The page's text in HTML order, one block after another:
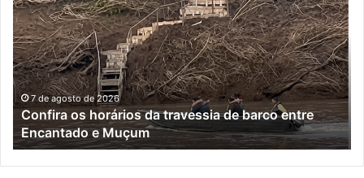
recebe
1200
profissionais
do
trade
turístico
7 de agosto de 2026
Turisvales 2026 recebe 1200 profissionais do trade
turístico